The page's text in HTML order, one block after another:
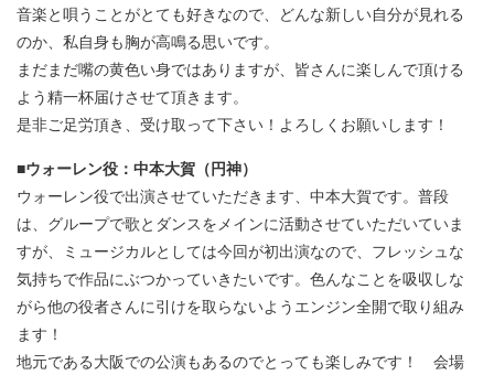
音楽と唄うことがとても好きなので、どんな新しい自分が見れる
のか、私自身も胸が高鳴る思いです。
まだまだ嘴の黄色い身ではありますが、皆さんに楽しんで頂ける
よう精一杯届けさせて頂きます。
是非ご足労頂き、受け取って下さい！よろしくお願いします！
■ウォーレン役：中本大賀（円神）
ウォーレン役で出演させていただきます、中本大賀です。普段
は、グループで歌とダンスをメインに活動させていただいていま
すが、ミュージカルとしては今回が初出演なので、フレッシュな
気持ちで作品にぶつかっていきたいです。色んなことを吸収しな
がら他の役者さんに引けを取らないようエンジン全開で取り組み
ます！
地元である大阪での公演もあるのでとっても楽しみです！ 会場